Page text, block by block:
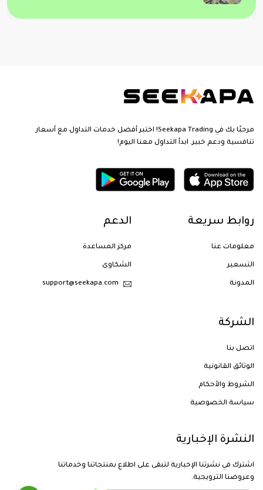
مرحبًا بك في Seekapa Trading! اختبر أفضل خدمات التداول مع أسعار
تنافسية ودعم خبير. ابدأ التداول معنا اليوم!
روابط سريعة
معلومات عنا
التسعير
المدونة
الدعم
مركز المساعدة
الشكاوى
support@seekapa.com
الشركة
اتصل بنا
الوثائق القانونية
الشروط والأحكام
سياسة الخصوصية
النشرة الإخبارية
اشترك في نشرتنا الإخبارية لتبقى على اطلاع بمنتجاتنا وخدماتنا
وعروضنا الترويجية.